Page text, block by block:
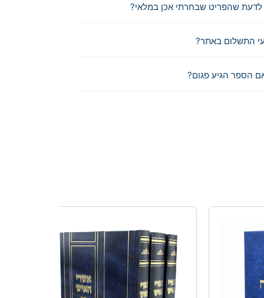
שהפריט שבחרתי אכן במלאי?
התשלום באתר?
הספר הגיע פגום?